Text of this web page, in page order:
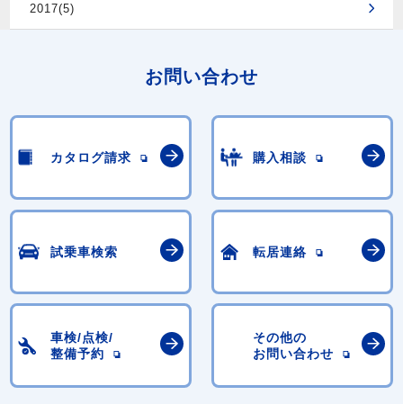
2017(5)
お問い合わせ
カタログ請求 購入相談
試乗車検索 転居連絡
車検/点検/
整備予約
その他の
お問い合わせ